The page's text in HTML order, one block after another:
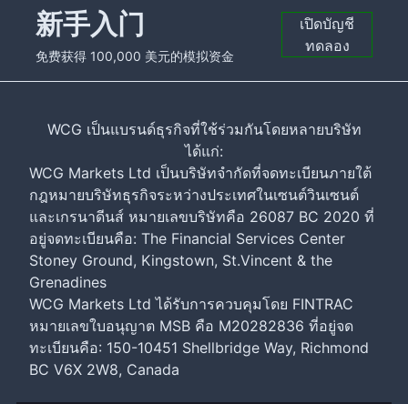
新手入门
免费获得 100,000 美元的模拟资金
เปิดบัญชี
ทดลอง
WCG เป็นแบรนด์ธุรกิจที่ใช้ร่วมกันโดยหลายบริษัท
ได้แก่:
WCG Markets Ltd เป็นบริษัทจำกัดที่จดทะเบียนภายใต้
กฎหมายบริษัทธุรกิจระหว่างประเทศในเซนต์วินเซนต์
และเกรนาดีนส์ หมายเลขบริษัทคือ 26087 BC 2020 ที่
อยู่จดทะเบียนคือ: The Financial Services Center
Stoney Ground, Kingstown, St.Vincent & the
Grenadines
WCG Markets Ltd ได้รับการควบคุมโดย FINTRAC
หมายเลขใบอนุญาต MSB คือ M20282836 ที่อยู่จด
ทะเบียนคือ: 150-10451 Shellbridge Way, Richmond
BC V6X 2W8, Canada